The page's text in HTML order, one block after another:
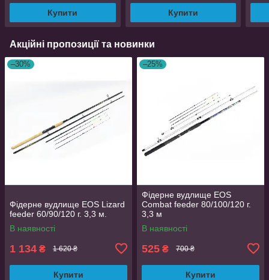
Купити Купити
Акційні пропозиції та новинки
–30%
Фідерне вудлище EOS Lizard
feeder 60/90/120 г. 3,3 м.
В наявності
1 134 ₴ 1 620 ₴
Купити
–25%
Фідерне вудлище EOS
Combat feeder 80/100/120 г.
3,3 м
В наявності
525 ₴ 700 ₴
Купити